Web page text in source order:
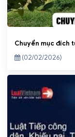
Chuyển mục đích
(02/02/2026)